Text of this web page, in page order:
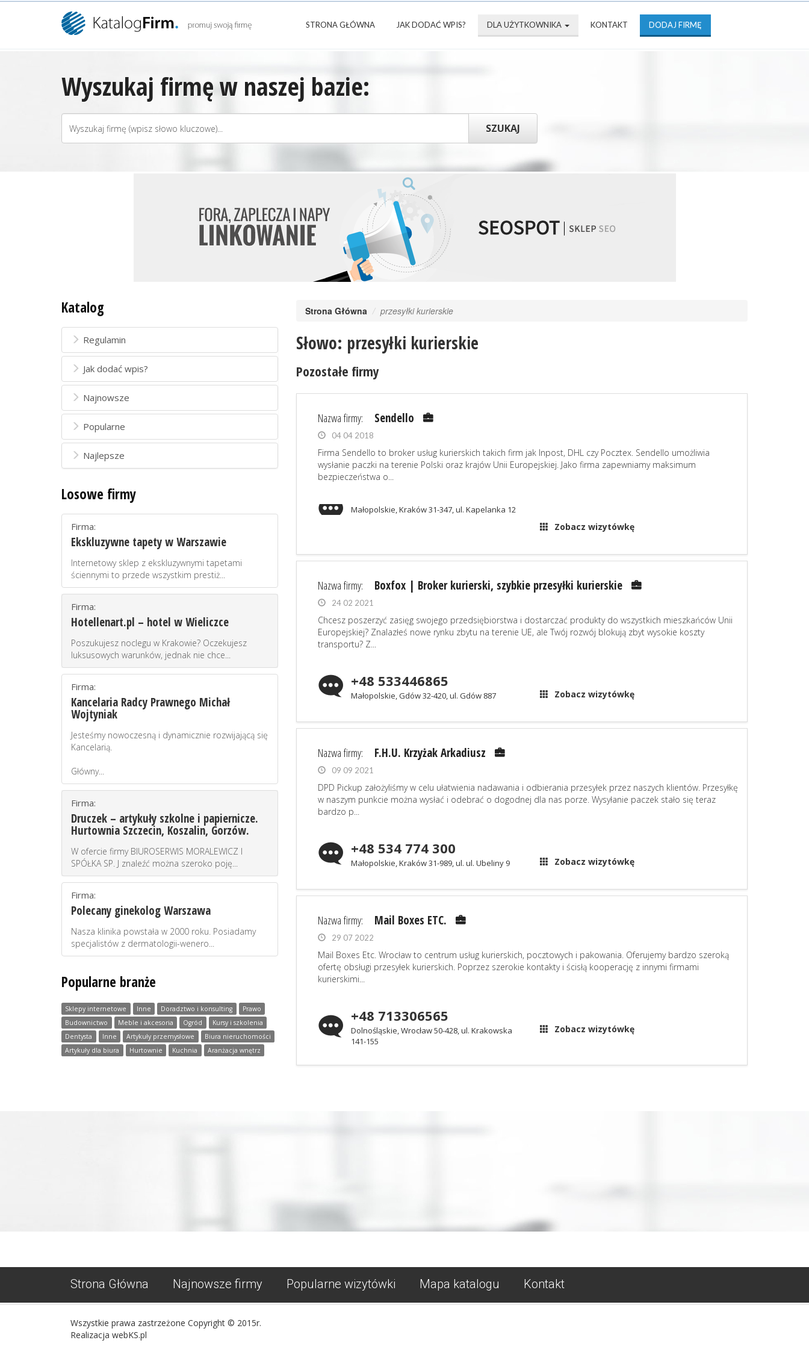
STRONA GŁÓWNA JAK DODAĆ WPIS? DLA UŻYTKOWNIKA KONTAKT DODAJ FIRMĘ
Wyszukaj firmę w naszej bazie:
Katalog
Regulamin
Jak dodać wpis?
Najnowsze
Popularne
Najlepsze
Losowe firmy
Firma:
Ekskluzywne tapety w Warszawie
Internetowy sklep z ekskluzywnymi tapetami
ściennymi to przede wszystkim prestiż...
Firma:
Hotellenart.pl – hotel w Wieliczce
Poszukujesz noclegu w Krakowie? Oczekujesz
luksusowych warunków, jednak nie chce...
Firma:
Kancelaria Radcy Prawnego Michał
Wojtyniak
Jesteśmy nowoczesną i dynamicznie rozwijającą się
Kancelarią.
Główny...
Firma:
Druczek – artykuły szkolne i papiernicze.
Hurtownia Szczecin, Koszalin, Gorzów.
W ofercie firmy BIUROSERWIS MORALEWICZ I
SPÓŁKA SP. J znaleźć można szeroko poję...
Firma:
Polecany ginekolog Warszawa
Nasza klinika powstała w 2000 roku. Posiadamy
specjalistów z dermatologii-wenero...
Popularne branże
Sklepy internetowe Inne Doradztwo i konsulting
Prawo
Budownictwo
Meble i akcesoria Ogród
Kursy i szkolenia
Dentysta
Inne Artykuły przemysłowe
Biura nieruchomości
Artykuły dla biura
Hurtownie Kuchnia Aranżacja wnętrz
Strona Główna przesyłki kurierskie
Słowo: przesyłki kurierskie
Pozostałe firmy
Nazwa firmy: Sendello
04 04 2018
Firma Sendello to broker usług kurierskich takich firm jak Inpost, DHL czy Pocztex. Sendello umożliwia
wysłanie paczki na terenie Polski oraz krajów Unii Europejskiej. Jako firma zapewniamy maksimum
bezpieczeństwa o...
Małopolskie, Kraków 31-347, ul. Kapelanka 12
Zobacz wizytówkę
Nazwa firmy: Boxfox | Broker kurierski, szybkie przesyłki kurierskie
24 02 2021
Chcesz poszerzyć zasięg swojego przedsiębiorstwa i dostarczać produkty do wszystkich mieszkańców Unii
Europejskiej? Znalazłeś nowe rynku zbytu na terenie UE, ale Twój rozwój blokują zbyt wysokie koszty
transportu? Z...
+48 533446865
Małopolskie, Gdów 32-420, ul. Gdów 887 Zobacz wizytówkę
Nazwa firmy: F.H.U. Krzyżak Arkadiusz
09 09 2021
DPD Pickup założyliśmy w celu ułatwienia nadawania i odbierania przesyłek przez naszych klientów. Przesyłkę
w naszym punkcie można wysłać i odebrać o dogodnej dla nas porze. Wysyłanie paczek stało się teraz
bardzo p...
+48 534 774 300
Małopolskie, Kraków 31-989, ul. ul. Ubeliny 9 Zobacz wizytówkę
Nazwa firmy: Mail Boxes ETC.
29 07 2022
Mail Boxes Etc. Wrocław to centrum usług kurierskich, pocztowych i pakowania. Oferujemy bardzo szeroką
ofertę obsługi przesyłek kurierskich. Poprzez szerokie kontakty i ścisłą kooperację z innymi firmami
kurierskimi...
+48 713306565
Dolnośląskie, Wrocław 50-428, ul. Krakowska
141-155
Zobacz wizytówkę
Strona Główna Najnowsze firmy Popularne wizytówki Mapa katalogu Kontakt
Wszystkie prawa zastrzeżone Copyright © 2015r.
Realizacja webKS.pl